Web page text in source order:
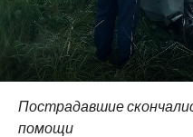
Пострадавшие
помощи